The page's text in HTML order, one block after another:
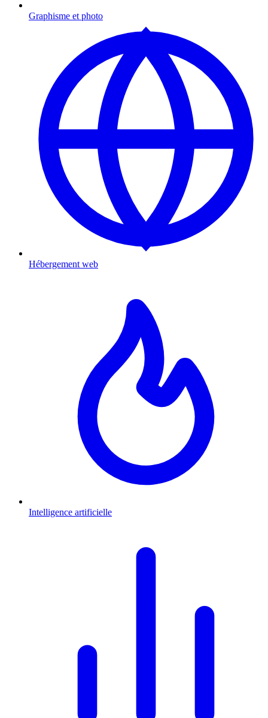
Graphisme et photo
Hébergement web
Intelligence artificielle